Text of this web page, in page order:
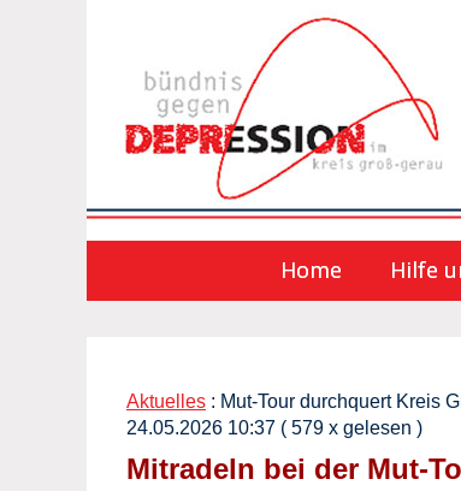
Home Hilfe
Aktuelles : Mut-Tour durchquert Kreis
24.05.2026 10:37 ( 579 x gelesen )
Mitradeln bei der Mut-